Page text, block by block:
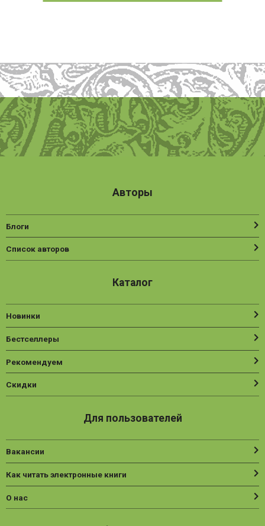
Авторы
Блоги
Список авторов
Каталог
Новинки
Бестселлеры
Рекомендуем
Скидки
Для пользователей
Вакансии
Как читать электронные книги
О нас